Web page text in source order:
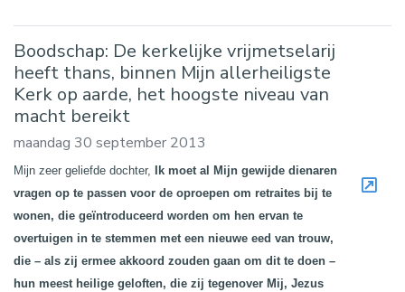
Boodschap: De kerkelijke vrijmetselarij
heeft thans, binnen Mijn allerheiligste
Kerk op aarde, het hoogste niveau van
macht bereikt
maandag 30 september 2013
Mijn zeer geliefde dochter,
Ik moet al Mijn gewijde dienaren
vragen op te passen voor de oproepen om retraites bij te
wonen, die geïntroduceerd worden om hen ervan te
overtuigen in te stemmen met een nieuwe eed van trouw,
die – als zij ermee akkoord zouden gaan om dit te doen –
hun meest heilige geloften, die zij tegenover Mij, Jezus